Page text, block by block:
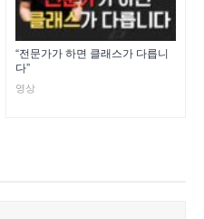
“전문가가 하면 클래스가 다릅니
다”
영상